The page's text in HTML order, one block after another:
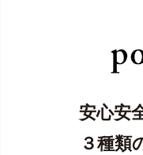
安心安
３種類